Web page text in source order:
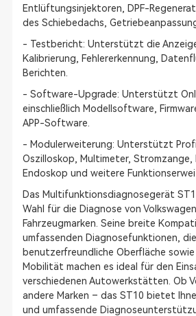
Entlüftungsinjektoren, DPF-
des Schiebedachs,
- Testbericht: Unterstützt die
Kalibrierung, Fehlererkennung,
Berichten.
- Software-Upgrade: Unterstützt
einschließlich Modellsoftware,
APP-Software.
- Modulerweiterung: Unterstützt
Oszilloskop, Multimeter,
Endoskop und weitere
Das Multifunktionsdiagnosegerät
Wahl für die Diagnose von
Fahrzeugmarken. Seine breite
umfassenden Diagnosefunktionen,
benutzerfreundliche Oberfläche
Mobilität machen es ideal für den
verschiedenen Autowerkstätten. Ob
andere Marken – das ST10 bietet
und umfassende